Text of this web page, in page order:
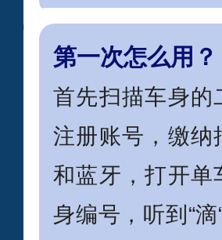
第一次怎么用？
首先扫描车身的
注册账号，缴纳
和蓝牙，打开单
身编号，听到“